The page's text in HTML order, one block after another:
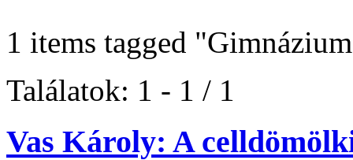
1 items tagged
Találatok: 1 - 1 / 1
Vas Károly: A